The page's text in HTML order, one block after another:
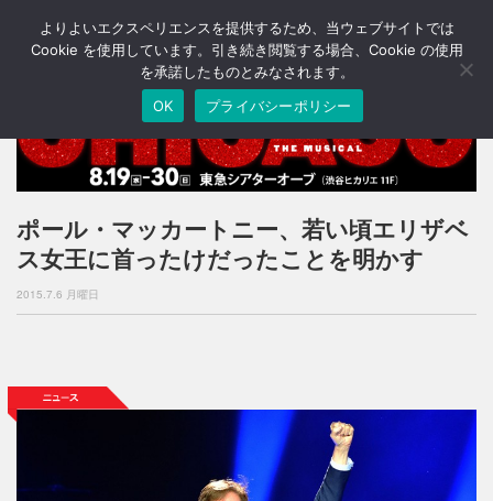
T
o
n
v
g
o
ポール・マッカートニー、若い頃エリザベ
ス女王に首ったけだったことを明かす
2015.7.6 月曜日
よりよいエクスペリエンスを提供するため、当ウェブサイトでは
Cookie を使用しています。引き続き閲覧する場合、Cookie の使用
を承諾したものとみなされます。
OK
プライバシーポリシー